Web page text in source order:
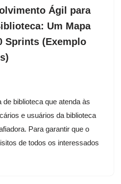
Ágil para
Um Mapa
Sprints (Exemplo
biblioteca que atenda às
e usuários da biblioteca
Para garantir que o
de todos os interessados